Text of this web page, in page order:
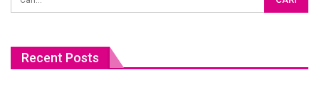
Recent Posts